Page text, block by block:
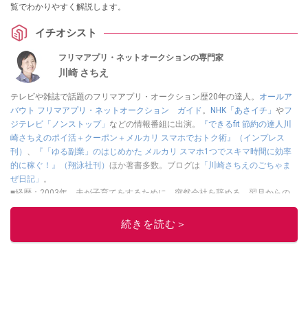
覧でわかりやすく解説します。
イチオシスト
フリマアプリ・ネットオークションの専門家
川崎 さちえ
テレビや雑誌で話題のフリマアプリ・オークション歴20年の達人。 オールア
バウト フリマアプリ・ネットオークション ガイド。 NHK「あさイチ」 やフ
ジテレビ「ノンストップ」 などの情報番組に出演。
『できるfit 節約の達人川
崎さちえのポイ活＋クーポン＋メルカリ スマホでおトク術』（インプレス
刊） 、
『「ゆる副業」のはじめかた メルカリ スマホ1つでスキマ時間に効率
的に稼ぐ！』（翔泳社刊） ほか著書多数。ブログは 「川崎さちえのごちゃま
ぜ日記」 。
■経歴：2003年、夫が子育てをするために、突然会社を辞める。翌月からの
給料が０円になり、家にいながら、しかも空いた時間でできるオークション
に目をつける。しかし、取引の仕方がわからずに、まずは落札者として参
続きを読む＞